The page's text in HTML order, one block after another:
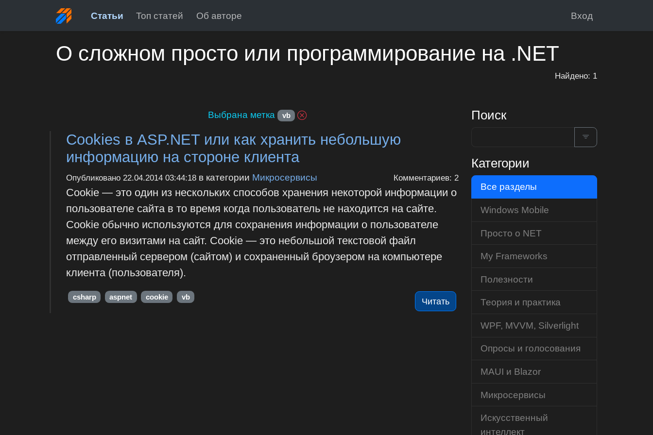
Статьи Топ статей Об авторе Вход
О сложном просто или программирование на .NET
Найдено: 1
Выбрана метка vb
Cookies в ASP.NET или как хранить небольшую
информацию на стороне клиента
Опубликовано 22.04.2014 03:44:18в категории Микросервисы Комментариев: 2
Cookie — это один из нескольких способов хранения некоторой информации о
пользователе сайта в то время когда пользователь не находится на сайте.
Cookie обычно используются для сохранения информации о пользователе
между его визитами на сайт. Cookie — это небольшой текстовой файл
отправленный сервером (сайтом) и сохраненный броузером на компьютере
клиента (пользователя).
Читать
csharp aspnet cookie vb
Поиск
Категории
Все разделы
Windows Mobile
Просто о NET
My Frameworks
Полезности
Теория и практика
WPF, MVVM, Silverlight
Опросы и голосования
MAUI и Blazor
Микросервисы
Искусственный
интеллект